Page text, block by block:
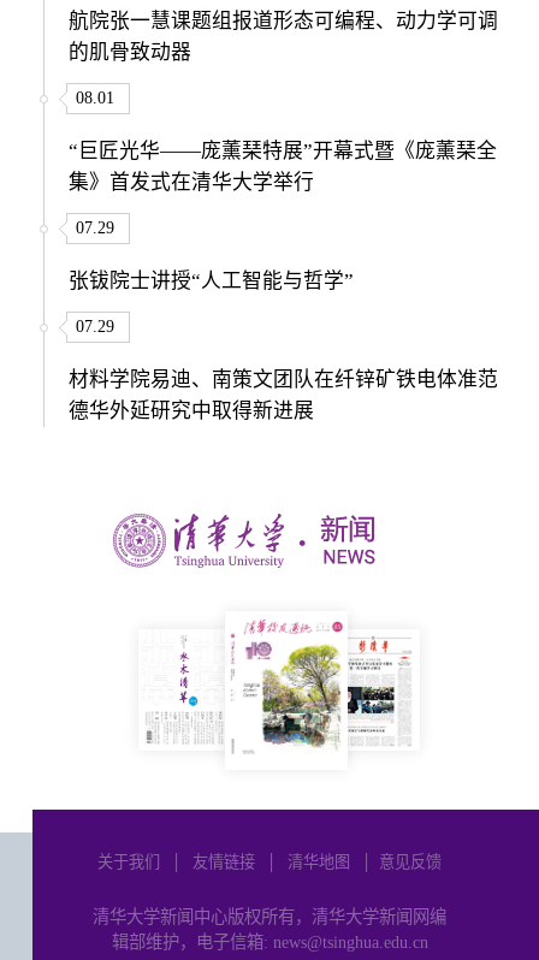
航院张一慧课题组报道形态可编程、动力学可调
的肌骨致动器
08.01
“巨匠光华——庞薰琹特展”开幕式暨《庞薰琹全
集》首发式在清华大学举行
07.29
张钹院士讲授“人工智能与哲学”
07.29
材料学院易迪、南策文团队在纤锌矿铁电体准范
德华外延研究中取得新进展
关于我们 友情链接 清华地图 意见反馈
清华大学新闻中心版权所有，清华大学新闻网编
辑部维护，电子信箱: news@tsinghua.edu.cn